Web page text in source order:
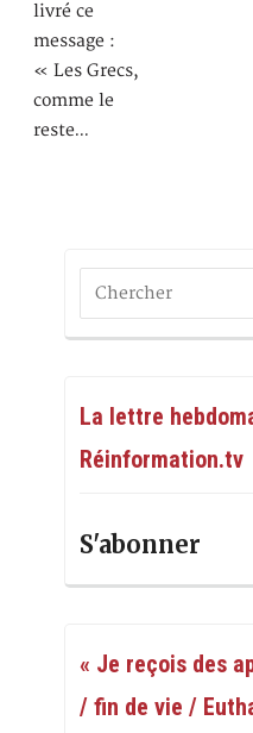
livré ce
message :
« Les Grecs,
comme le
reste…
La lettre
Réinformation.tv
S'abonner
« Je reçois des
/ fin de vie /